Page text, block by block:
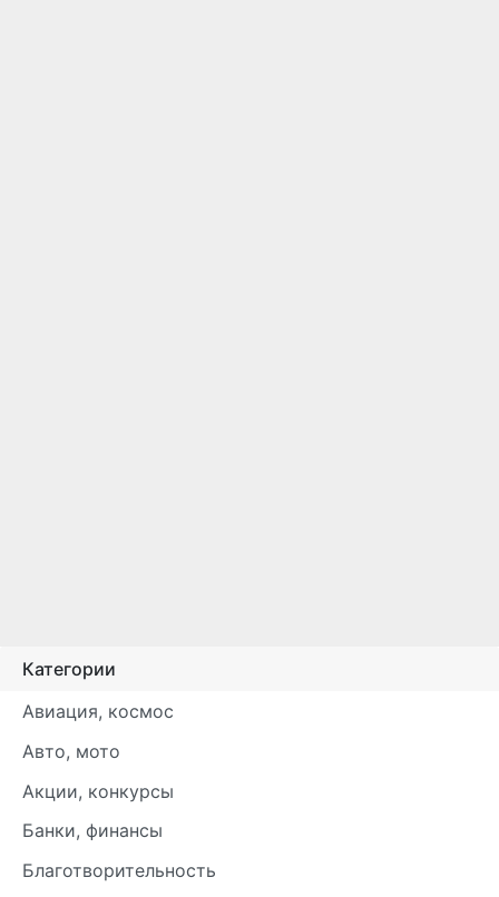
Категории
Авиация, космос
Авто, мото
Акции, конкурсы
Банки, финансы
Благотворительность